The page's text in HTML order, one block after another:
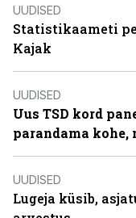
UUDISED
Statistikaameti
Kajak
UUDISED
Uus TSD kord
parandama kohe,
UUDISED
Lugeja küsib,